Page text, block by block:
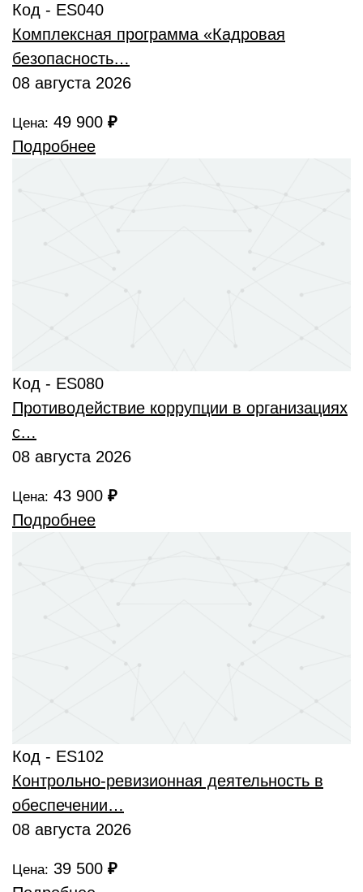
Код - ES040
Комплексная программа «Кадровая
безопасность…
08 августа 2026
Цена: 49 900 ₽
Подробнее
Код - ES080
Противодействие коррупции в организациях
с…
08 августа 2026
Цена: 43 900 ₽
Подробнее
Код - ES102
Контрольно-ревизионная деятельность в
обеспечении…
08 августа 2026
Цена: 39 500 ₽